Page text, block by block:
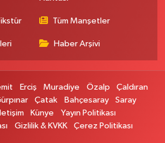
GÖRENTAŞ BULVARI NO:57Çağdaş fırının
Yol Tarifi Al
Yol Tarifi Al
Tüm Manşetler
Haber Arşivi
Erciş Muradiye Özalp
Çaldıran
Çatak Bahçesaray
Saray
İletişim Künye
Yayın Politikası
Gizlilik & KVKK Çerez Politikası